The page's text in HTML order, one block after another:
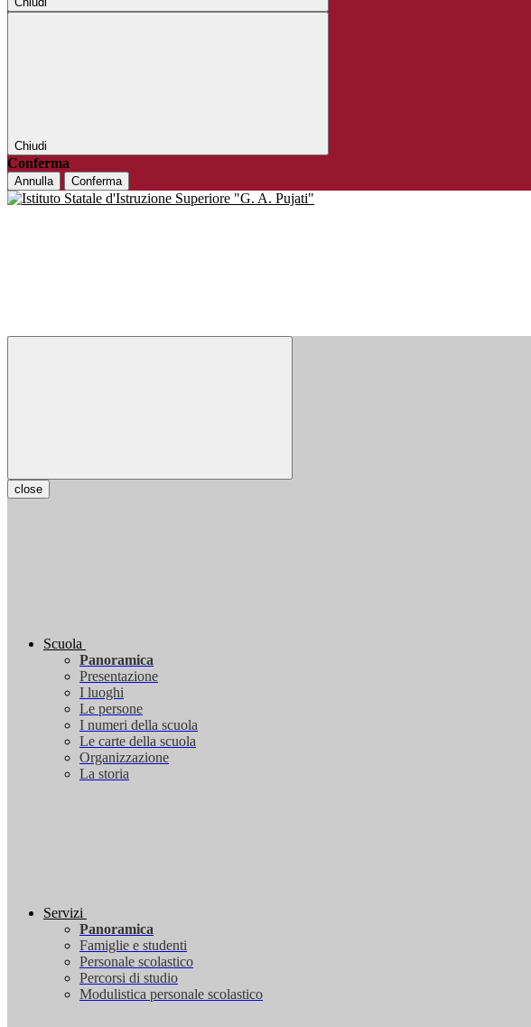
Chiudi
Conferma
Annulla Conferma
close
Scuola
Panoramica
Presentazione
I luoghi
Le persone
I numeri della scuola
Le carte della scuola
Organizzazione
La storia
Servizi
Panoramica
Famiglie e studenti
Personale scolastico
Percorsi di studio
Modulistica personale scolastico